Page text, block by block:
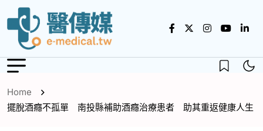
Home
擺脫酒癮不孤單 南投縣補助酒癮治療患者 助其重返健康人生